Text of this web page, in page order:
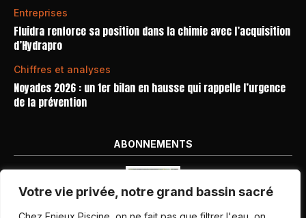
Votre vie privée, notre grand bassin sacré
Entreprises
Fluidra renforce sa position dans la chimie avec l’acquisition
d’Hydrapro
Chiffres et analyses
Noyades 2026 : un 1er bilan en hausse qui rappelle l’urgence
de la prévention
ABONNEMENTS